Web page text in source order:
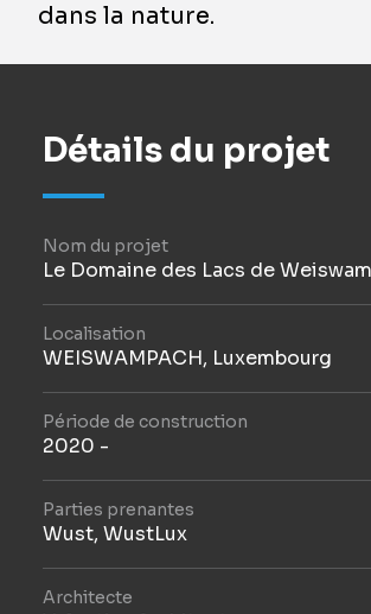
dans la nature.
Détails du projet
Nom du projet
Le Domaine des Lacs de
Localisation
WEISWAMPACH, Luxembourg
Période de construction
2020 -
Parties prenantes
Wust, WustLux
Architecte